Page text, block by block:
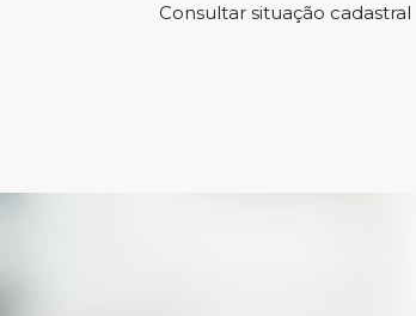
Consultar situação cadastral